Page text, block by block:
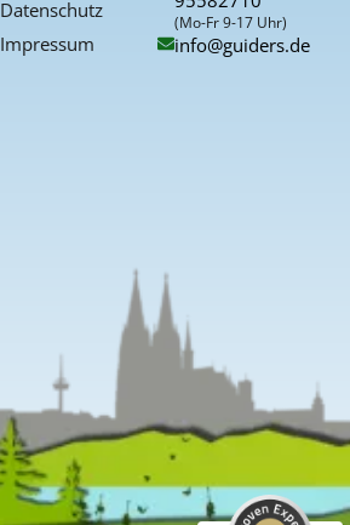
Datenschutz
Impressum
(Mo-Fr 9-17 Uhr)
info@guiders.de
Kundenbewertungen und Erfahrungen zu
Empfehlungen auf
ProvenExpert.com
SEHR GUT
4,66
/
5,00